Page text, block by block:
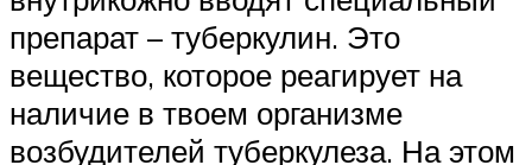
препарат – туберкулин. Это
вещество, которое реагирует на
наличие в твоем организме
возбудителей туберкулеза. На этом